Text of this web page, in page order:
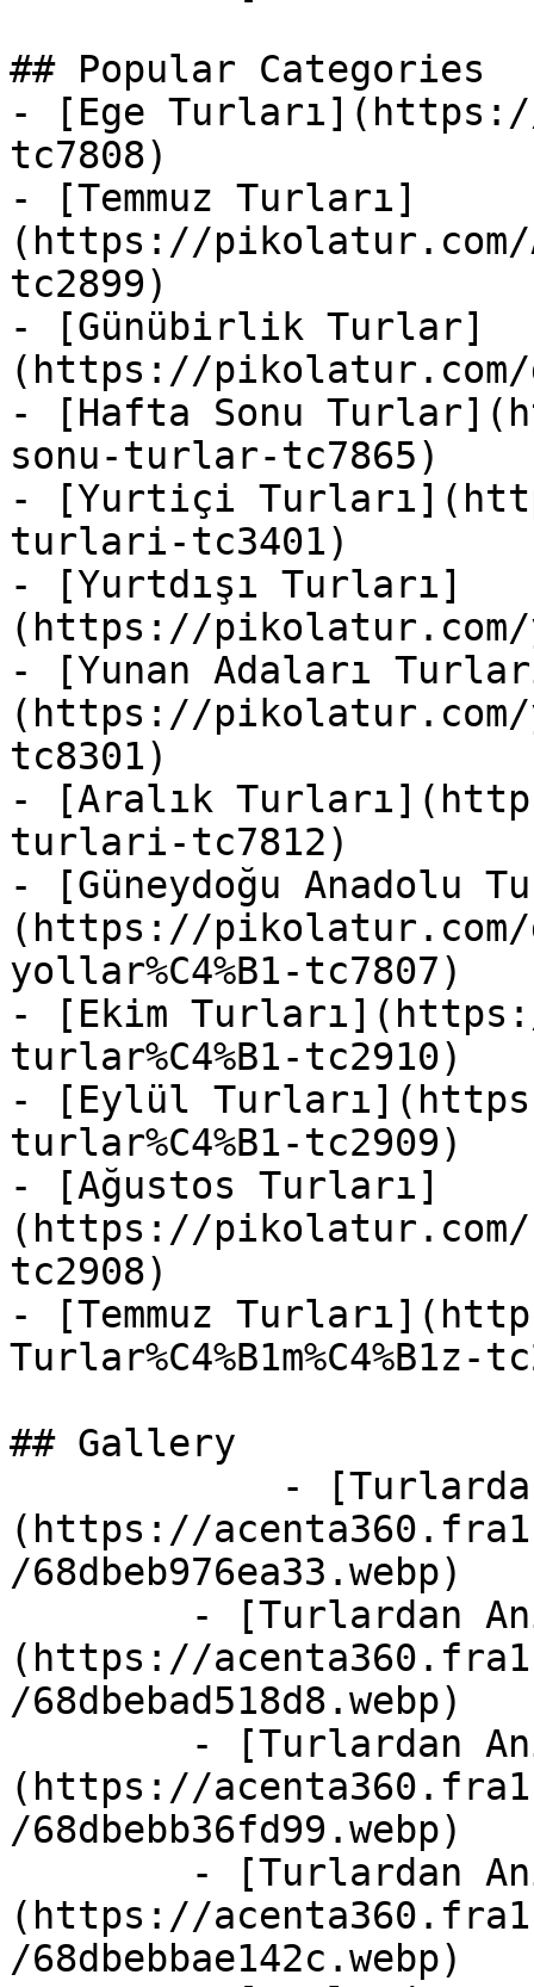
## Popular Categories
- [Ege
tc7808)
- [Temmuz Turları]
(https://pikolatur.com/
tc2899)
- [Günübirlik Turlar]
(https://
- [Hafta Sonu
sonu-turlar-tc7865)
- [Yurtiçi
turlari-tc3401)
- [Yurtdışı Turları]
(https://
- [Yunan Adaları
(https://
tc8301)
- [Aralık
turlari-tc7812)
- [Güneydoğu Anadolu
(https://pikolatur.com/
yollar%C4%B1-tc7807)
- [Ekim Turları](https://
turlar%C4%B1-tc2910)
- [Eylül
turlar%C4%B1-tc2909)
- [Ağustos Turları]
(https://pikolatur.com/
tc2908)
- [Temmuz
Turlar%C4%B1m%C4%B1z-
## Gallery
(https://
/68dbeb976ea33.webp)
(https://
/68dbebad518d8.webp)
(https://
/68dbebb36fd99.webp)
(https://
/68dbebbae142c.webp)